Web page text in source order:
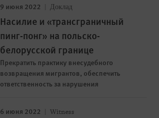
9 июня 2022 Доклад
Насилие и «трансграничный
пинг-понг» на польско-
белорусской границе
Прекратить практику внесудебного
возвращения мигрантов, обеспечить
ответственность за нарушения
6 июня 2022 Witness